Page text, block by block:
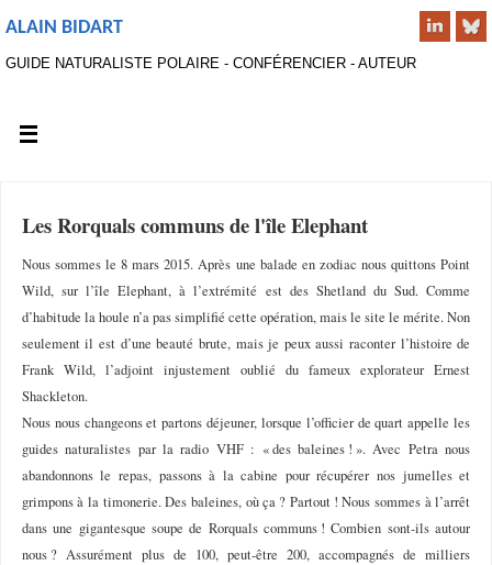
ALAIN BIDART
GUIDE NATURALISTE POLAIRE - CONFÉRENCIER - AUTEUR
Les Rorquals communs de l'île Elephant
Nous sommes le 8 mars 2015. Après une balade en zodiac nous quittons Point
Wild, sur l’île Elephant, à l’extrémité est des Shetland du Sud. Comme
d’habitude la houle n’a pas simplifié cette opération, mais le site le mérite. Non
seulement il est d’une beauté brute, mais je peux aussi raconter l’histoire de
Frank Wild, l’adjoint injustement oublié du fameux explorateur Ernest
Shackleton.
Nous nous changeons et partons déjeuner, lorsque l’officier de quart appelle les
guides naturalistes par la radio VHF : « des baleines ! ». Avec Petra nous
abandonnons le repas, passons à la cabine pour récupérer nos jumelles et
grimpons à la timonerie. Des baleines, où ça ? Partout ! Nous sommes à l’arrêt
dans une gigantesque soupe de Rorquals communs ! Combien sont-ils autour
nous ? Assurément plus de 100, peut-être 200, accompagnés de milliers